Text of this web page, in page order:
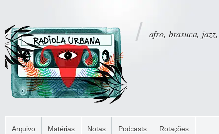
afro, brasuca,
Arquivo Matérias Notas Podcasts Rotações